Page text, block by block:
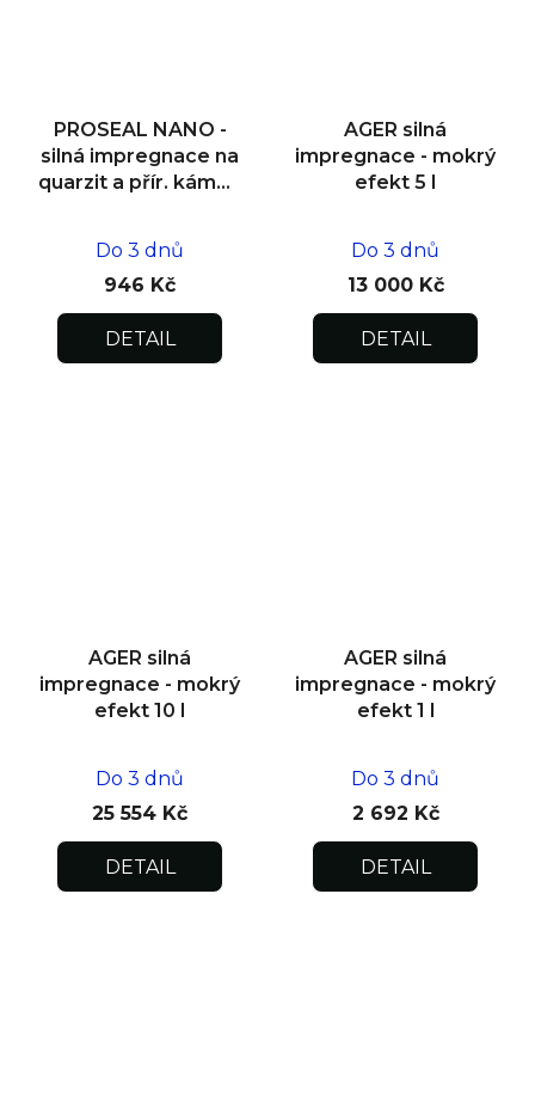
PROSEAL NANO -
silná impregnace na
quarzit a přír. kámen
Do 3 dnů
946 Kč
DETAIL
AGER silná
impregnace - mokrý
efekt 5 l
Do 3 dnů
13 000 Kč
DETAIL
AGER silná
impregnace - mokrý
efekt 10 l
Do 3 dnů
25 554 Kč
DETAIL
AGER silná
impregnace - mokrý
efekt 1 l
Do 3 dnů
2 692 Kč
DETAIL